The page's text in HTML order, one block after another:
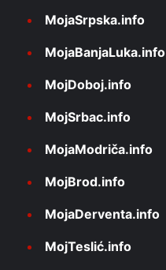
MojaSrpska.info
MojaBanjaLuka.info
MojDoboj.info
MojSrbac.info
MojaModriča.info
MojBrod.info
MojaDerventa.info
MojTeslić.info